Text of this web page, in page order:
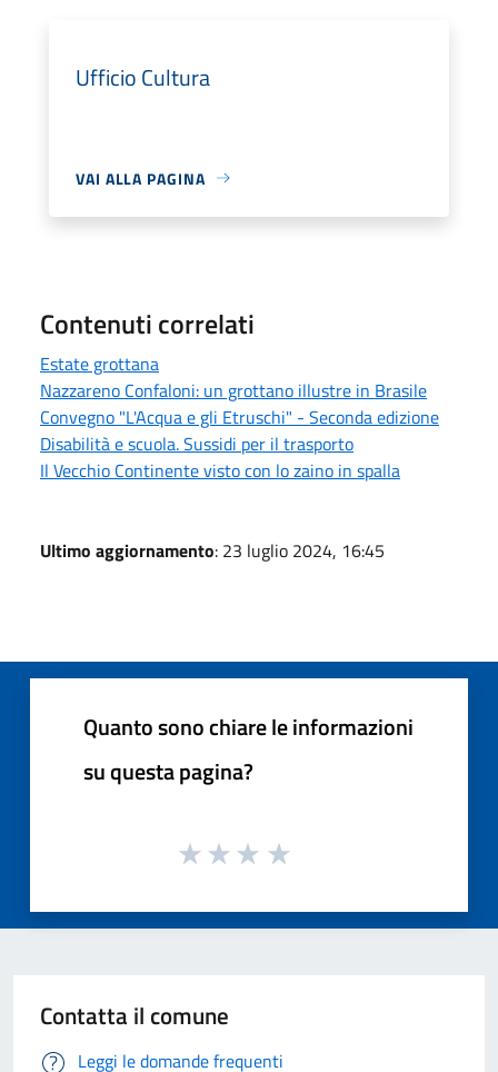
Ufficio Cultura
VAI ALLA PAGINA
Contenuti correlati
Estate grottana
Nazzareno Confaloni: un grottano illustre in Brasile
Convegno "L'Acqua e gli Etruschi" - Seconda edizione
Disabilità e scuola. Sussidi per il trasporto
Il Vecchio Continente visto con lo zaino in spalla
Ultimo aggiornamento: 23 luglio 2024, 16:45
Quanto sono chiare le informazioni
su questa pagina?
Contatta il comune
Leggi le domande frequenti